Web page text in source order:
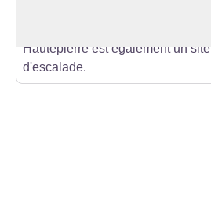
Hautepierre est également un site
d'escalade.